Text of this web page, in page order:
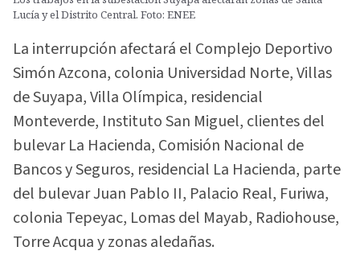
Lucía y el Distrito Central. Foto: ENEE
La interrupción afectará el Complejo Deportivo
Simón Azcona, colonia Universidad Norte, Villas
de Suyapa, Villa Olímpica, residencial
Monteverde, Instituto San Miguel, clientes del
bulevar La Hacienda, Comisión Nacional de
Bancos y Seguros, residencial La Hacienda, parte
del bulevar Juan Pablo II, Palacio Real, Furiwa,
colonia Tepeyac, Lomas del Mayab, Radiohouse,
Torre Acqua y zonas aledañas.